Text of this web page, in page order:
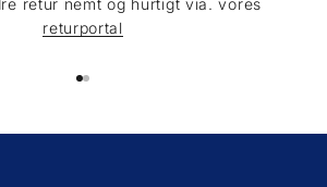
retur nemt og hurtigt via. vores
returportal